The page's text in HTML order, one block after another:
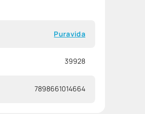
Puravida
39928
7898661014664